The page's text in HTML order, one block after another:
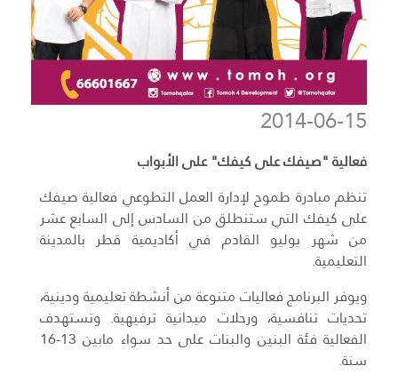
2014-06-15
فعالية "صيفك على كيفك" على الأبواب
تنظم مبادرة طموح لإدارة العمل التطوعي فعالية صيفك
على كيفك التي ستنطلق من السادس إلى السابع عشر
من شهر يوليو القادم في أكاديمية قطر بالمدينة
التعليمية.
ويوفر البرنامج فعاليات متنوعة من أنشطة تعليمية ودينية،
تحديات تنافسية، ورحلات ميدانية ترفيهية. وتستهدف
الفعالية فئة البنين والبنات على حد سواء مابين 13-16
سنة.